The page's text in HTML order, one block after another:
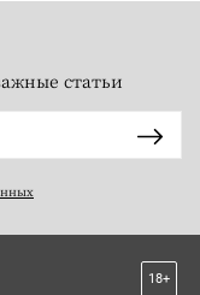
статьи
18+